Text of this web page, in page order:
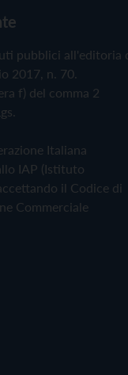
pubblici all'editoria
2017, n. 70.
f) del comma 2
Italiana
IAP (Istituto
il Codice di
Commerciale